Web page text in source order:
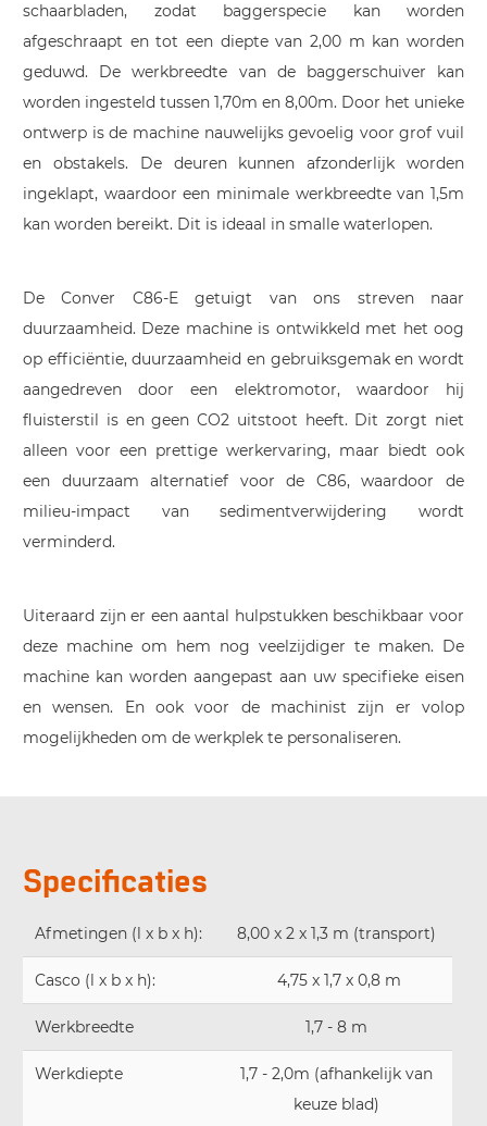
schaarbladen, zodat baggerspecie kan worden
afgeschraapt en tot een diepte van 2,00 m kan worden
geduwd. De werkbreedte van de baggerschuiver kan
worden ingesteld tussen 1,70m en 8,00m. Door het unieke
ontwerp is de machine nauwelijks gevoelig voor grof vuil
en obstakels. De deuren kunnen afzonderlijk worden
ingeklapt, waardoor een minimale werkbreedte van 1,5m
kan worden bereikt. Dit is ideaal in smalle waterlopen.
De Conver C86-E getuigt van ons streven naar
duurzaamheid. Deze machine is ontwikkeld met het oog
op efficiëntie, duurzaamheid en gebruiksgemak en wordt
aangedreven door een elektromotor, waardoor hij
fluisterstil is en geen CO2 uitstoot heeft. Dit zorgt niet
alleen voor een prettige werkervaring, maar biedt ook
een duurzaam alternatief voor de C86, waardoor de
milieu-impact van sedimentverwijdering wordt
verminderd.
Uiteraard zijn er een aantal hulpstukken beschikbaar voor
deze machine om hem nog veelzijdiger te maken. De
machine kan worden aangepast aan uw specifieke eisen
en wensen. En ook voor de machinist zijn er volop
mogelijkheden om de werkplek te personaliseren.
Specificaties
Afmetingen (l x b x h): 8,00 x 2 x 1,3 m (transport)
Casco (l x b x h): 4,75 x 1,7 x 0,8 m
Werkbreedte 1,7 - 8 m
Werkdiepte
1,7 - 2,0m (afhankelijk van
keuze blad)